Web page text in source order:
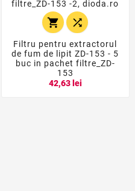
 
Filtru pentru extractorul
de fum de lipit ZD-153 - 5
buc in pachet filtre_ZD-
153
42,63 lei